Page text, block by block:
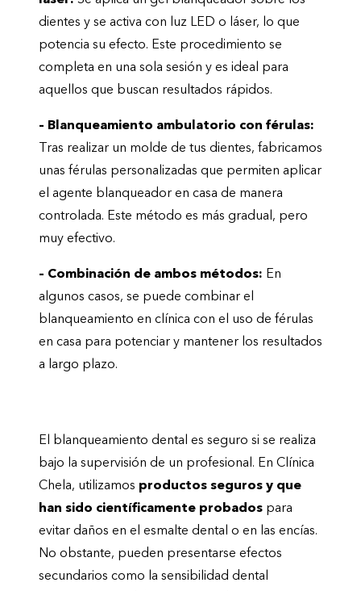
dientes y se activa con luz LED o láser, lo que
potencia su efecto. Este procedimiento se
completa en una sola sesión y es ideal para
aquellos que buscan resultados rápidos.
– Blanqueamiento ambulatorio con férulas:
Tras realizar un molde de tus dientes, fabricamos
unas férulas personalizadas que permiten aplicar
el agente blanqueador en casa de manera
controlada. Este método es más gradual, pero
muy efectivo.
– Combinación de ambos métodos: En
algunos casos, se puede combinar el
blanqueamiento en clínica con el uso de férulas
en casa para potenciar y mantener los resultados
a largo plazo.
El blanqueamiento dental es seguro si se realiza
bajo la supervisión de un profesional. En Clínica
Chela, utilizamos productos seguros y que
han sido científicamente probados para
evitar daños en el esmalte dental o en las encías.
No obstante, pueden presentarse efectos
secundarios como la sensibilidad dental